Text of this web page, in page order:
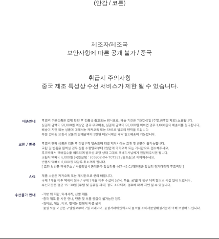
(안감 / 코튼)
제조자/제조국
보안사항에 따른 공개 불가 / 중국
취급시 주의사항
중국 제조 특성상 수선 서비스가 제한 될 수 있습니다.